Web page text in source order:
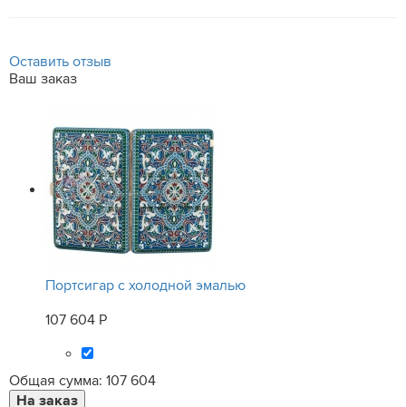
Оставить отзыв
Ваш заказ
Портсигар с холодной эмалью
107 604 Р
Общая сумма: 107 604